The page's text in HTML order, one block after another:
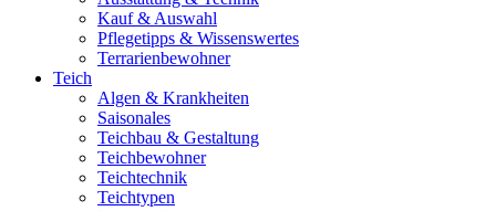
Kauf & Auswahl
Pflegetipps & Wissenswertes
Terrarienbewohner
Teich
Algen & Krankheiten
Saisonales
Teichbau & Gestaltung
Teichbewohner
Teichtechnik
Teichtypen